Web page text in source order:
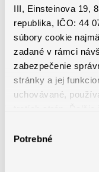
III, Einsteinova 19,
republika, IČO: 44
súbory cookie
zadané v rámci
zabezpečenie
stránky a jej
uchovávané,
osobných údajov
súhlasu
Potrebné
• 5 dní dovolenky
• Mesačné bonusy až
• Štvrťročné bonusy
• Ročný bonus